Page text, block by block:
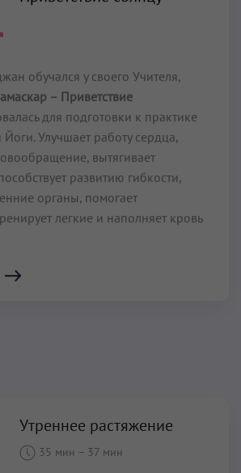
обучался у своего Учителя,
– Приветствие
для подготовки к практике
Улучшает работу сердца,
вытягивает
развитию гибкости,
органы, помогает
легкие и наполняет кровь